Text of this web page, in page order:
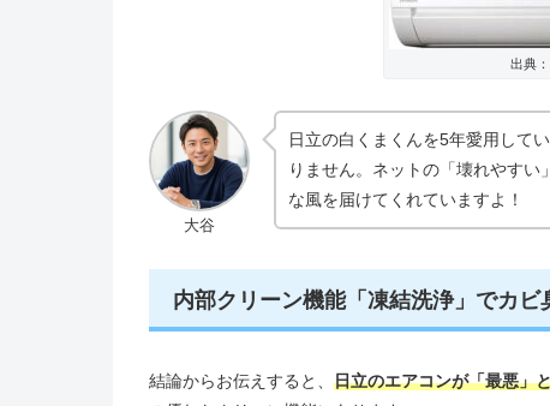
出典
大谷
日立の白くまくんを5年愛用して
りません。ネットの「壊れやす
な風を届けてくれていますよ！
内部クリーン機能「凍結洗浄」でカビ
結論からお伝えすると、 日立のエアコンが「最悪」